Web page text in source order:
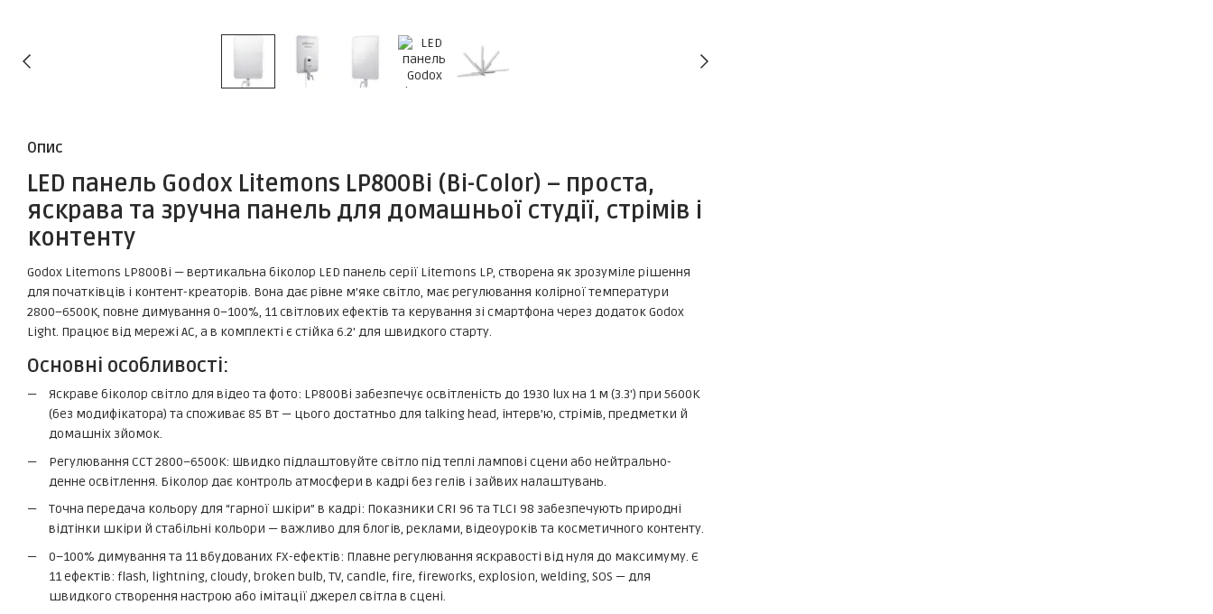
Опис
LED панель Godox Litemons LP800Bi (Bi-Color) – проста,
яскрава та зручна панель для домашньої студії, стрімів і
контенту
Godox Litemons LP800Bi — вертикальна біколор LED панель серії Litemons LP, створена як зрозуміле рішення
для початківців і контент-креаторів. Вона дає рівне м’яке світло, має регулювання колірної температури
2800–6500K, повне димування 0–100%, 11 світлових ефектів та керування зі смартфона через додаток Godox
Light. Працює від мережі AC, а в комплекті є стійка 6.2' для швидкого старту.
Основні особливості:
Яскраве біколор світло для відео та фото: LP800Bi забезпечує освітленість до 1930 lux на 1 м (3.3') при 5600K
(без модифікатора) та споживає 85 Вт — цього достатньо для talking head, інтерв’ю, стрімів, предметки й
домашніх зйомок.
Регулювання CCT 2800–6500K: Швидко підлаштовуйте світло під теплі лампові сцени або нейтрально-
денне освітлення. Біколор дає контроль атмосфери в кадрі без гелів і зайвих налаштувань.
Точна передача кольору для “гарної шкіри” в кадрі: Показники CRI 96 та TLCI 98 забезпечують природні
відтінки шкіри й стабільні кольори — важливо для блогів, реклами, відеоуроків та косметичного контенту.
0–100% димування та 11 вбудованих FX-ефектів: Плавне регулювання яскравості від нуля до максимуму. Є
11 ефектів: flash, lightning, cloudy, broken bulb, TV, candle, fire, fireworks, explosion, welding, SOS — для
швидкого створення настрою або імітації джерел світла в сцені.